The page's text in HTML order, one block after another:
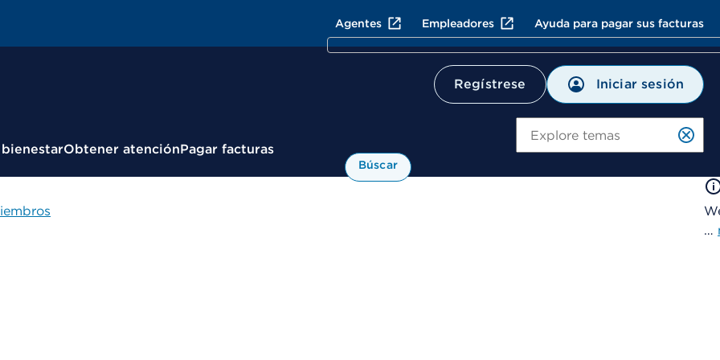
Agentes Empleadores Ayuda para pagar sus facturas
Regístrese Iniciar sesión
Obtener atenciónPagar facturas
Búscar
…